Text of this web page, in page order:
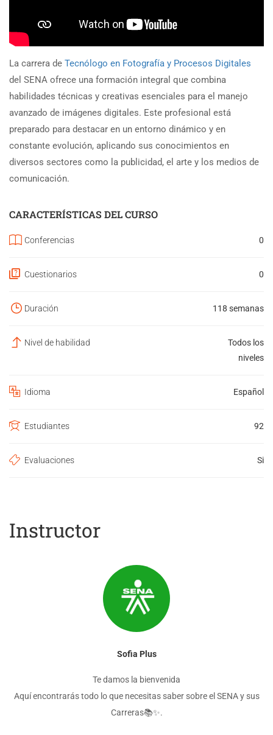
La carrera de Tecnólogo en Fotografía y Procesos Digitales
del SENA ofrece una formación integral que combina
habilidades técnicas y creativas esenciales para el manejo
avanzado de imágenes digitales. Este profesional está
preparado para destacar en un entorno dinámico y en
constante evolución, aplicando sus conocimientos en
diversos sectores como la publicidad, el arte y los medios de
comunicación.
CARACTERÍSTICAS DEL CURSO
Conferencias 0
Cuestionarios 0
Duración 118 semanas
Nivel de habilidad
Todos los
niveles
Idioma Español
Estudiantes 92
Evaluaciones Si
Instructor
Sofia Plus
Te damos la bienvenida
Aquí encontrarás todo lo que necesitas saber sobre el SENA y sus
Carreras📚✨.